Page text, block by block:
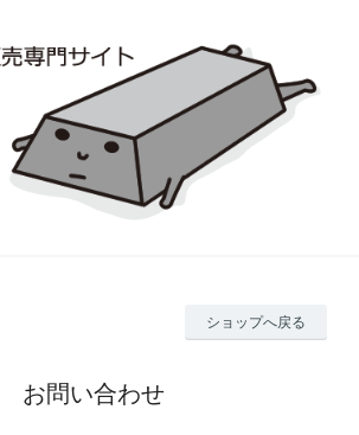
ショップへ戻る
お問い合わせ